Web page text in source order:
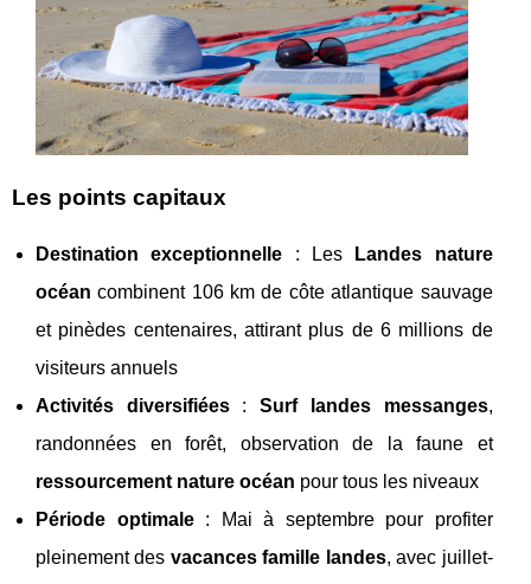
Les points capitaux
Destination exceptionnelle : Les
Landes nature
océan combinent 106 km de côte atlantique sauvage
et pinèdes centenaires, attirant plus de 6 millions de
visiteurs annuels
Activités diversifiées:Surf landes messanges,
randonnées en forêt, observation de la faune et
ressourcement nature océan pour tous les niveaux
Période optimale: Mai à septembre pour profiter
pleinement des vacances famille landes, avec juillet-